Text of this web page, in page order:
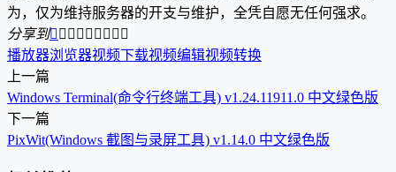
为，仅为维持服务器的开支与维护，全凭自愿无任何强求。
分享到        
播放器浏览器视频下载视频编辑视频转换
上一篇
Windows Terminal(命令行终端工具) v1.24.11911.0 中文绿色版
下一篇
PixWit(Windows 截图与录屏工具) v1.14.0 中文绿色版